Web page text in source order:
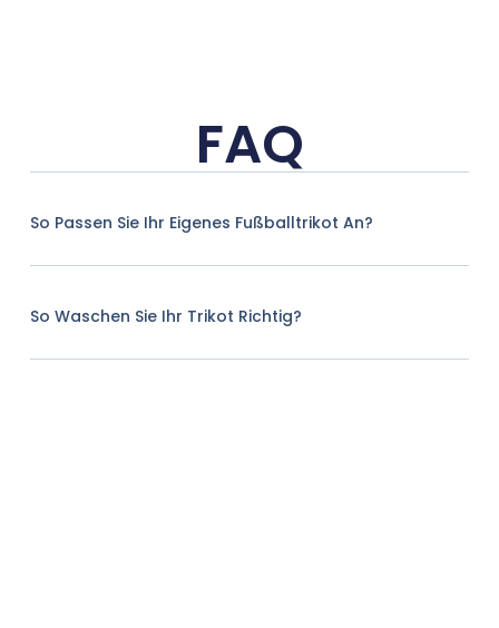
FAQ
So Passen Sie Ihr Eigenes Fußballtrikot An?
So Waschen Sie Ihr Trikot Richtig?